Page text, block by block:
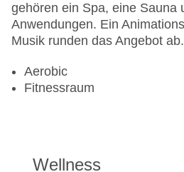
gehören ein Spa, eine Sauna
Anwendungen. Ein
Musik runden das Angebot ab.
Aerobic
Fitnessraum
Wellness